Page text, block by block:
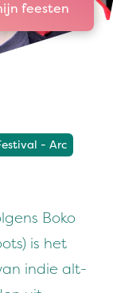
feesten
- Arc
Boko
is het
indie alt-